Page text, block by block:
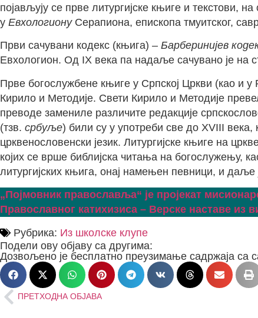
појављују се прве литургијске књиге и текстови,
у ЕвхологионуСерапиона, епископа тмуитског,
Први сачувани кодекс (књига) – Барберинијев
Евхологион. Од IX века па надаље сачувано је на
Прве богослужбене књиге у Српској Цркви (као и у
Кирило и Методије. Свети Кирило и Методије
преводе замениле различите редакције
(тзв. србуље) били су у употреби све до XVIII века,
црквенословенски језик. Литургијске књиге на
којих се врше библијска читања на богослужењу,
литургијских књига, онај намењен певници, и даље
„Појмовник православља“ је пројекат
Православног катихизиса – Верске наставе из
Рубрика: Из школске клупе
Подели ову објаву са другима:
Дозвољено је бесплатно преузимање садржаја са
ПРЕТХОДНА ОБЈАВА